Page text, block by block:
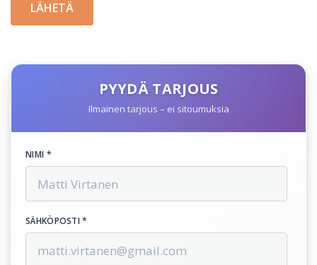
PYYDÄ TARJOUS
Ilmainen tarjous – ei sitoumuksia
NIMI *
SÄHKÖPOSTI *